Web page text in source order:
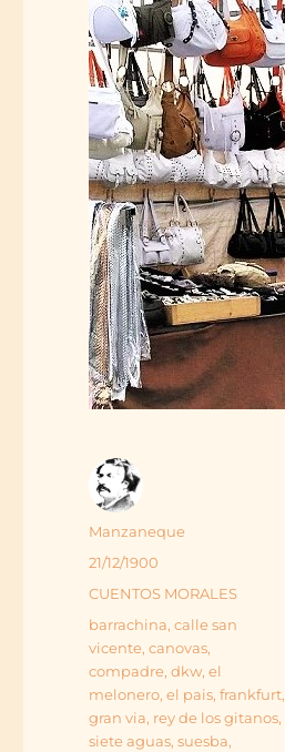
Autor
Manzaneque
Publicado
21/12/1900
Categorías
CUENTOS MORALES
Etiquetas
barrachina,calle san
vicente,canovas,
compadre,dkw,el
melonero,el pais,frankfurt,
gran via, rey de los gitanos,
siete aguas,suesba,